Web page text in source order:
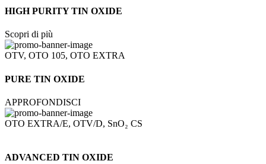
HIGH PURITY TIN OXIDE
Scopri di più
OTV, OTO 105, OTO EXTRA
PURE TIN OXIDE
APPROFONDISCI
OTO EXTRA/E, OTV/D, SnO₂ CS
ADVANCED TIN OXIDE